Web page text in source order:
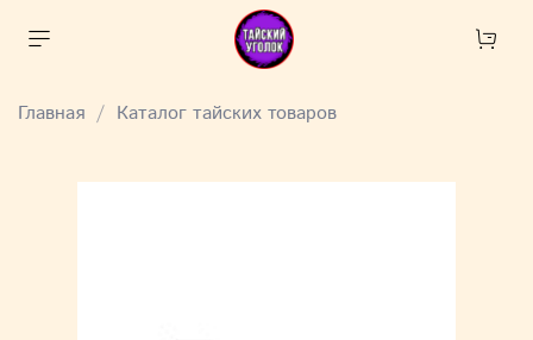
Главная Каталог тайских товаров